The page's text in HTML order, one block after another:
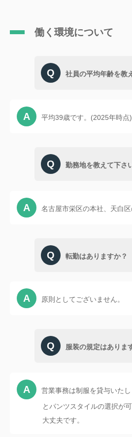
働く環境について
社員の平均年齢を教
平均39歳です。(2025年時点)
勤務地を教えて下さ
名古屋市栄区の本社、天白区
転勤はありますか？
原則としてございません。
服装の規定はありま
営業事務は制服を貸与いた
とパンツスタイルの選択が
大丈夫です。